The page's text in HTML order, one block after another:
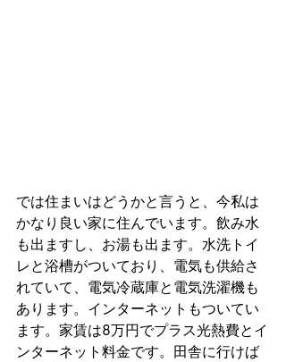
では住まいはどうかと言うと、今私は
かなり良い家に住んでいます。飲み水
も出ますし、お湯も出ます。水洗トイ
レと浴槽がついており、電気も供給さ
れていて、電気冷蔵庫と電気洗濯機も
あります。インターネットもついてい
ます。家賃は8万円でプラス光熱費とイ
ンターネット料金です。田舎に行けば